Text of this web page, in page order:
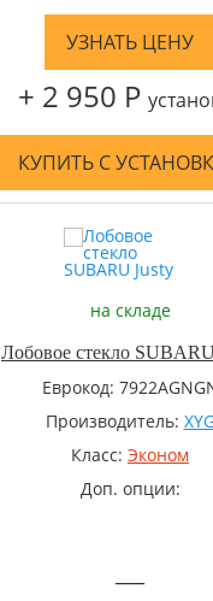
УЗНАТЬ ЦЕНУ
+ 2 950 Р
КУПИТЬ С
на складе
Лобовое стекло
Еврокод:
Производитель:
Класс: Эконом
Доп. опции:
—